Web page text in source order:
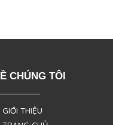
CHÚNG TÔI
THIỆU